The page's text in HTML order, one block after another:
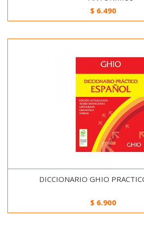
$ 6.490
DICCIONARIO GHIO
$ 6.900